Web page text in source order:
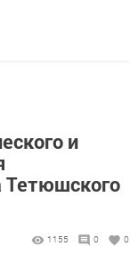
и
Тетюшского
1155 0 0